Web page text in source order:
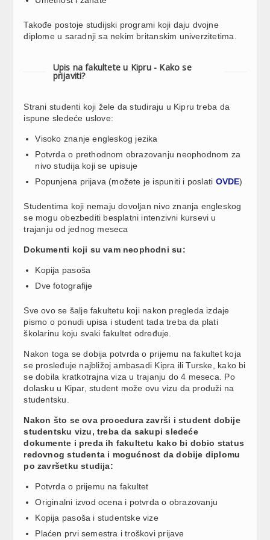
Takođe postoje studijski programi koji daju dvojne
diplome u saradnji sa nekim britanskim univerzitetima.
Upis na fakultete u Kipru - Kako se
prijaviti?
Strani studenti koji žele da studiraju u Kipru treba da
ispune sledeće uslove:
Visoko znanje engleskog jezika
Potvrda o prethodnom obrazovanju neophodnom za
nivo studija koji se upisuje
Popunjena prijava (možete je ispuniti i poslati OVDE)
Studentima koji nemaju dovoljan nivo znanja engleskog
se mogu obezbediti besplatni intenzivni kursevi u
trajanju od jednog meseca
Dokumenti koji su vam neophodni su:
Kopija pasoša
Dve fotografije
Sve ovo se šalje fakultetu koji nakon pregleda izdaje
pismo o ponudi upisa i student tada treba da plati
školarinu koju svaki fakultet određuje.
Nakon toga se dobija potvrda o prijemu na fakultet koja
se prosleđuje najbližoj ambasadi Kipra ili Turske, kako bi
se dobila kratkotrajna viza u trajanju do 4 meseca. Po
dolasku u Kipar, student može ovu vizu da produži na
studentsku.
Nakon što se ova procedura završi i student dobije
studentsku vizu, treba da sakupi sledeće
dokumente i preda ih fakultetu kako bi dobio status
redovnog studenta i mogućnost da dobije diplomu
po završetku studija:
Potvrda o prijemu na fakultet
Originalni izvod ocena i potvrda o obrazovanju
Kopija pasoša i studentske vize
Plaćen prvi semestra i troškovi prijave